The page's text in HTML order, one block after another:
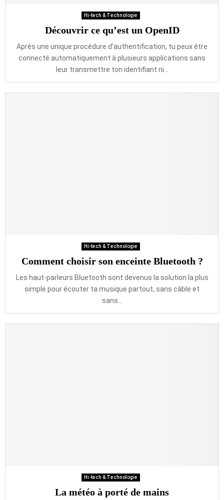
Hi-tech & Technologie
Découvrir ce qu’est un OpenID
Après une unique procédure d’authentification, tu peux être
connecté automatiquement à plusieurs applications sans
leur transmettre ton identifiant ni...
Hi-tech & Technologie
Comment choisir son enceinte Bluetooth ?
Les haut-parleurs Bluetooth sont devenus la solution la plus
simple pour écouter ta musique partout, sans câble et
sans...
Hi-tech & Technologie
La météo à porté de mains